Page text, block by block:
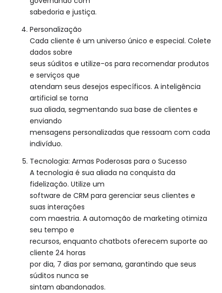
sabedoria e justiça.
Personalização
Cada cliente é um universo único e especial. Colete
dados sobre
seus súditos e utilize-os para recomendar produtos
e serviços que
atendam seus desejos específicos. A inteligência
artificial se torna
sua aliada, segmentando sua base de clientes e
enviando
mensagens personalizadas que ressoam com cada
indivíduo.
Tecnologia: Armas Poderosas para o Sucesso
A tecnologia é sua aliada na conquista da
fidelização. Utilize um
software de CRM para gerenciar seus clientes e
suas interações
com maestria. A automação de marketing otimiza
seu tempo e
recursos, enquanto chatbots oferecem suporte ao
cliente 24 horas
por dia, 7 dias por semana, garantindo que seus
súditos nunca se
sintam abandonados.